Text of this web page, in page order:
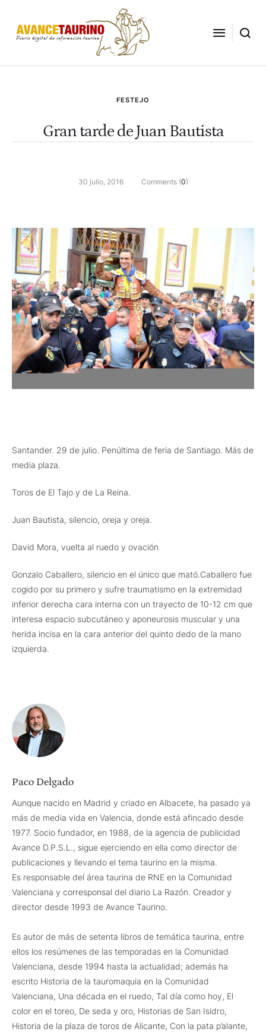
FESTEJO
Gran tarde de Juan Bautista
30 julio, 2016 Comments (0)
Santander. 29 de julio. Penúltima de feria de Santiago. Más de
media plaza.
Toros de El Tajo y de La Reina.
Juan Bautista, silencio, oreja y oreja.
David Mora, vuelta al ruedo y ovación
Gonzalo Caballero, silencio en el único que mató.Caballero fue
cogido por su primero y sufre traumatismo en la extremidad
inferior derecha cara interna con un trayecto de 10-12 cm que
interesa espacio subcutáneo y aponeurosis muscular y una
herida incisa en la cara anterior del quinto dedo de la mano
izquierda.
Paco Delgado
Aunque nacido en Madrid y criado en Albacete, ha pasado ya
más de media vida en Valencia, donde está afincado desde
1977. Socio fundador, en 1988, de la agencia de publicidad
Avance D.P.S.L., sigue ejerciendo en ella como director de
publicaciones y llevando el tema taurino en la misma.
Es responsable del área taurina de RNE en la Comunidad
Valenciana y corresponsal del diario La Razón. Creador y
director desde 1993 de Avance Taurino.
Es autor de más de setenta libros de temática taurina, entre
ellos los resúmenes de las temporadas en la Comunidad
Valenciana, desde 1994 hasta la actualidad; además ha
escrito Historia de la tauromaquia en la Comunidad
Valenciana, Una década en el ruedo, Tal día como hoy, El
color en el toreo, De seda y oro, Historias de San Isidro,
Historia de la plaza de toros de Alicante, Con la pata p’alante,